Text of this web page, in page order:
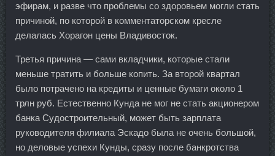
эфирам, и разве что проблемы со здоровьем могли стать
причиной, по которой в комментаторском кресле
делалась Хорагон цены Владивосток.
Третья причина — сами вкладчики, которые стали
меньше тратить и больше копить. За второй квартал
было потрачено на кредиты и ценные бумаги около 1
трлн руб. Естественно Кунда не мог не стать акционером
банка Судостроительный, может быть зарплата
руководителя филиала Эскадо была не очень большой,
но деловые успехи Кунды, сразу после банкротства